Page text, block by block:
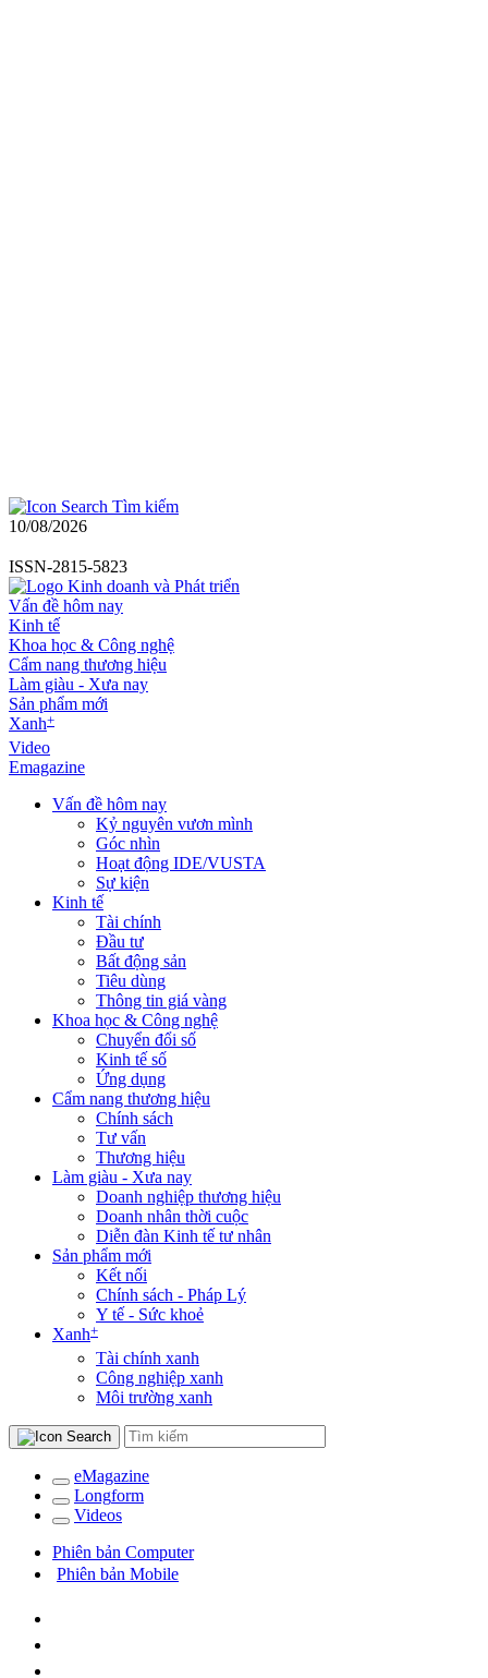
Tìm kiếm
10/08/2026
ISSN-2815-5823
Vấn đề hôm nay
Kinh tế
Khoa học & Công nghệ
Cẩm nang thương hiệu
Làm giàu - Xưa nay
Sản phẩm mới
Xanh+
Video
Emagazine
Vấn đề hôm nay
Kỷ nguyên vươn mình
Góc nhìn
Hoạt động IDE/VUSTA
Sự kiện
Kinh tế
Tài chính
Đầu tư
Bất động sản
Tiêu dùng
Thông tin giá vàng
Khoa học & Công nghệ
Chuyển đổi số
Kinh tế số
Ứng dụng
Cẩm nang thương hiệu
Chính sách
Tư vấn
Thương hiệu
Làm giàu - Xưa nay
Doanh nghiệp thương hiệu
Doanh nhân thời cuộc
Diễn đàn Kinh tế tư nhân
Sản phẩm mới
Kết nối
Chính sách - Pháp Lý
Y tế - Sức khoẻ
Xanh+
Tài chính xanh
Công nghiệp xanh
Môi trường xanh
eMagazine
Longform
Videos
Phiên bản Computer
Phiên bản Mobile